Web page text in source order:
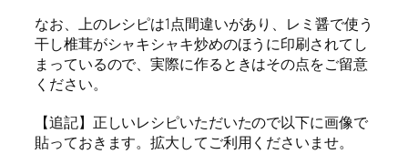
なお、上のレシピは1点間違いがあり、レミ醤で使う
干し椎茸がシャキシャキ炒めのほうに印刷されてし
まっているので、実際に作るときはその点をご留意
ください。
【追記】正しいレシピいただいたので以下に画像で
貼っておきます。拡大してご利用くださいませ。